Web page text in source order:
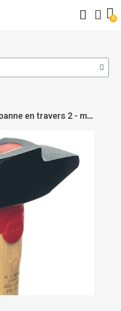
Marteaux à main panne en travers 2 - manche hickory - MOB